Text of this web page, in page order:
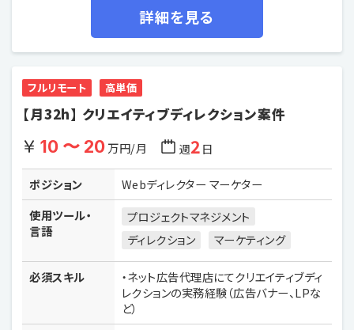
詳細を見る
フルリモート 高単価
【月32h】 クリエイティブディレクション案件
10 〜 20万円/月 週2日
ポジション
Webディレクター マーケター
使用ツール・
言語
プロジェクトマネジメント
ディレクション
マーケティング
必須スキル
・ネット広告代理店にてクリエイティブディ
レクションの実務経験（広告バナー、LPな
ど）